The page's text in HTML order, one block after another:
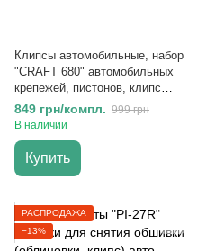
Клипсы автомобильные, набор
"CRAFT 680" автомобильных
крепежей, пистонов, клипс
(680шт) + комплект съемников
849 грн/компл. 999 грн
В наличии
Купить
РАСПРОДАЖА
−13%